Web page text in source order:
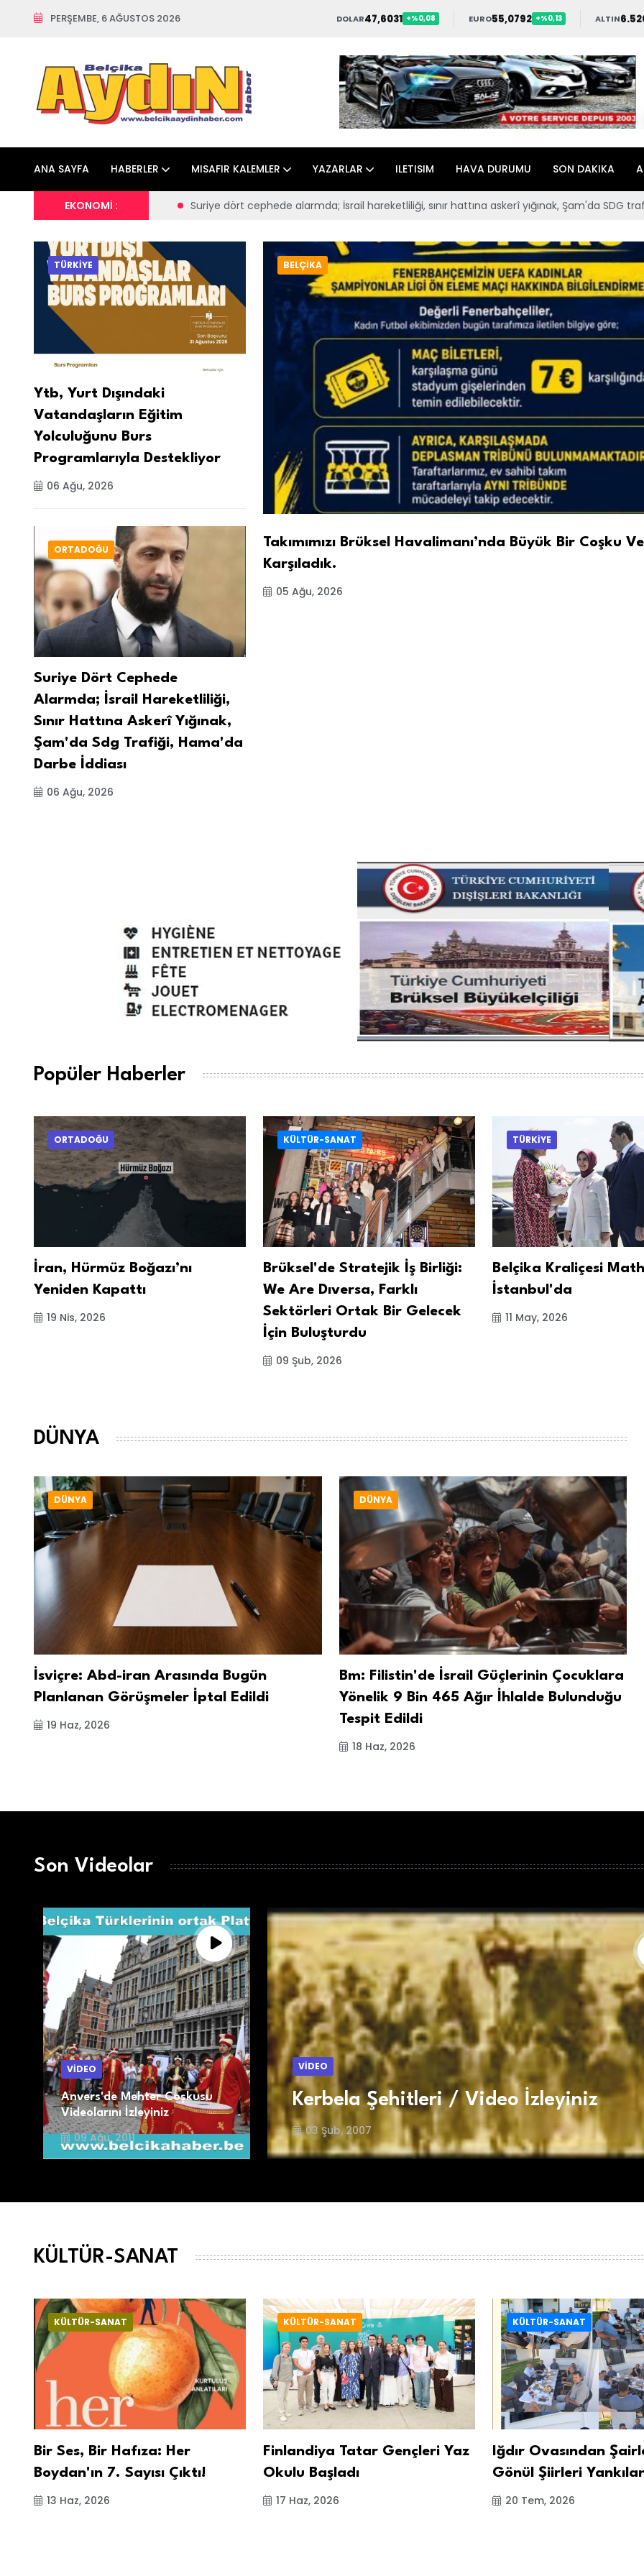
PERŞEMBE, 6 AĞUSTOS 2026 DOLAR47,6031 +%0,08 EURO55,0792 +%0,13 ALTIN
ANA SAYFA HABERLER MISAFIR KALEMLER YAZARLAR ILETISIM HAVA DURUMU SON DAKIKA
EKONOMİ :
dört cephede alarmda; İsrail hareketliliği, sınır hattına askerî yığınak, Şam'da SDG trafiği, Hama'da darbe iddiası
TÜRKİYE
Ytb, Yurt Dışındaki
Vatandaşların Eğitim
Yolculuğunu Burs
Programlarıyla Destekliyor
06 Ağu, 2026
ORTADOĞU
Suriye Dört Cephede
Alarmda; İsrail Hareketliliği,
Sınır Hattına Askerî Yığınak,
Şam'da Sdg Trafiği, Hama'da
Darbe İddiası
06 Ağu, 2026
BELÇİKA
Takımımızı Brüksel Havalimanı’nda Büyük Bir Coşku
Karşıladık.
05 Ağu, 2026
Popüler Haberler
ORTADOĞU
İran, Hürmüz Boğazı’nı
Yeniden Kapattı
19 Nis, 2026
KÜLTÜR-SANAT
Brüksel'de Stratejik İş Birliği:
We Are Dıversa, Farklı
Sektörleri Ortak Bir Gelecek
İçin Buluşturdu
09 Şub, 2026
TÜRKİYE
Belçika Kraliçesi
İstanbul'da
11 May, 2026
DÜNYA
DÜNYA
İsviçre: Abd-iran Arasında Bugün
Planlanan Görüşmeler İptal Edildi
19 Haz, 2026
DÜNYA
Bm: Filistin'de İsrail Güçlerinin Çocuklara
Yönelik 9 Bin 465 Ağır İhlalde Bulunduğu
Tespit Edildi
18 Haz, 2026
Son Videolar
VİDEO
Anvers'de Mehter Coşkusu
Videolarını İzleyiniz
09 Ağu, 2011
VİDEO
Kerbela Şehitleri / Video İzleyiniz
03 Şub, 2007
KÜLTÜR-SANAT
KÜLTÜR-SANAT
Bir Ses, Bir Hafıza: Her
Boydan'ın 7. Sayısı Çıktı!
13 Haz, 2026
KÜLTÜR-SANAT
Finlandiya Tatar Gençleri Yaz
Okulu Başladı
17 Haz, 2026
KÜLTÜR-SANAT
Iğdır Ovasından
Gönül Şiirleri
20 Tem, 2026